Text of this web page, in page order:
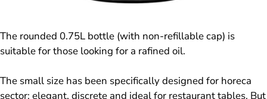
The rounded 0.75L bottle (with non-refillable cap) is
suitable for those looking for a rafined oil.
The small size has been specifically designed for horeca
sector: elegant, discrete and ideal for restaurant tables. But